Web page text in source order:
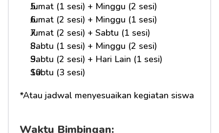
Jumat (1 sesi) + Minggu (2 sesi)
Jumat (2 sesi) + Minggu (1 sesi)
Jumat (2 sesi) + Sabtu (1 sesi)
Sabtu (1 sesi) + Minggu (2 sesi)
Sabtu (2 sesi) + Hari Lain (1 sesi)
Sabtu (3 sesi)
*Atau jadwal menyesuaikan kegiatan siswa
Waktu Bimbingan: